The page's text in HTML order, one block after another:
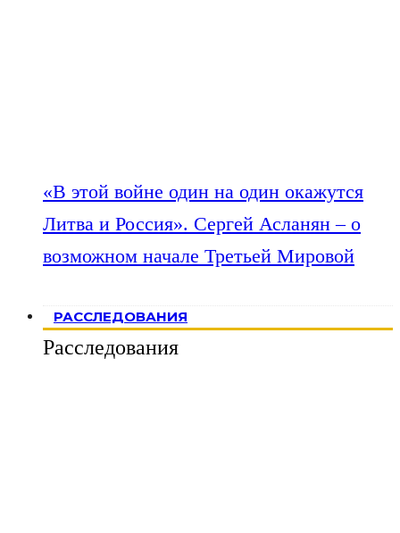
«В этой войне один на один окажутся
Литва и Россия». Сергей Асланян – о
возможном начале Третьей Мировой
РАССЛЕДОВАНИЯ
Расследования